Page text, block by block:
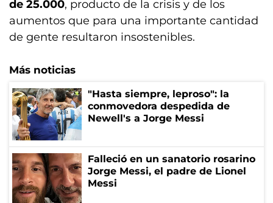
de 25.000, producto de la crisis y de los
aumentos que para una importante cantidad
de gente resultaron insostenibles.
Más noticias
"Hasta siempre, leproso": la
conmovedora despedida de
Newell's a Jorge Messi
Falleció en un sanatorio rosarino
Jorge Messi, el padre de Lionel
Messi